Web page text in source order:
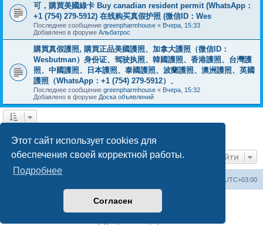
Этот сайт использует cookies для
обеспечения своей корректной работы.
Подробнее
Согласен
可，購買美國綠卡 Buy canadian resident permit (WhatsApp：
+1 (754) 279-5912) 在线购买真假护照 (微信ID：Wes
Последнее сообщение greenpharmhouse « Вчера, 15:33
Добавлено в форуме Альбатрос
購買真假護照, 購買正品美國護照、加拿大護照（微信ID：
Wesbutman）身份证、驾驶执照、韓國護照、香港護照、台灣護
照、中國護照、日本護照、泰國護照、波蘭護照、澳洲護照、英國
護照（WhatsApp：+1 (754) 279-5912）、
Последнее сообщение greenpharmhouse « Вчера, 15:32
Добавлено в форуме Доска объявлений
Перейти
UTC+03:00
Создано на основеphpBB® Forum Software © phpBB Limited
Русская поддержка phpBB